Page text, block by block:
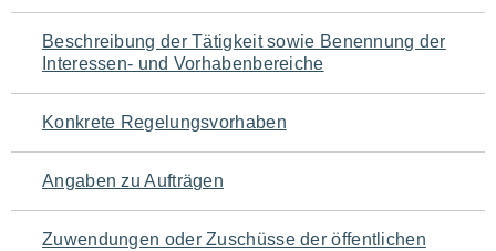
für
den
Seiteninhalt
Beschreibung der Tätigkeit sowie Benennung der
Interessen- und Vorhabenbereiche
Konkrete Regelungsvorhaben
Angaben zu Aufträgen
Zuwendungen oder Zuschüsse der öffentlichen